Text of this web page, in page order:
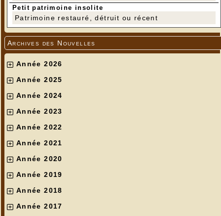
Petit patrimoine insolite
Patrimoine restauré, détruit ou récent
Archives des Nouvelles
Année 2026
Année 2025
Année 2024
Année 2023
Année 2022
Année 2021
Année 2020
Année 2019
Année 2018
Année 2017